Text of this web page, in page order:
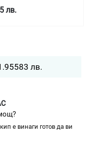
лв.
лв.
е винаги готов да ви